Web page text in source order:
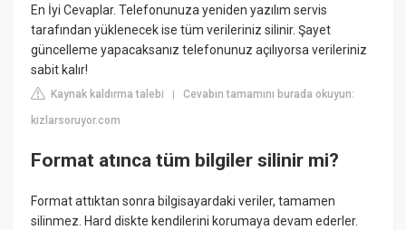
En İyi Cevaplar. Telefonunuza yeniden yazılım servis
tarafından yüklenecek ise tüm verileriniz silinir. Şayet
güncelleme yapacaksanız telefonunuz açılıyorsa verileriniz
sabit kalır!
Kaynak kaldırma talebi |Cevabın tamamını burada okuyun:
kizlarsoruyor.com
Format atınca tüm bilgiler silinir mi?
Format attıktan sonra bilgisayardaki veriler, tamamen
silinmez. Hard diskte kendilerini korumaya devam ederler.